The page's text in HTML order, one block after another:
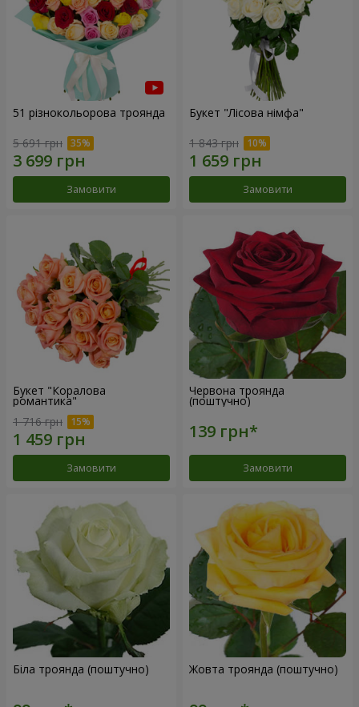
51 різнокольорова троянда
5 691 грн
Замовити
Букет "Лісова німфа"
1 843 грн
Замовити
Букет "Коралова
романтика"
1 716 грн
Замовити
Червона троянда
(поштучно)
Замовити
Біла троянда (поштучно) Жовта троянда (поштучно)